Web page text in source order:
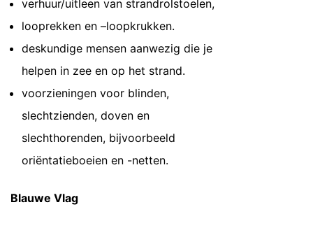
verhuur/uitleen van strandrolstoelen,
looprekken en –loopkrukken.
deskundige mensen aanwezig die je
helpen in zee en op het strand.
voorzieningen voor blinden,
slechtzienden, doven en
slechthorenden, bijvoorbeeld
oriëntatieboeien en -netten.
Blauwe Vlag